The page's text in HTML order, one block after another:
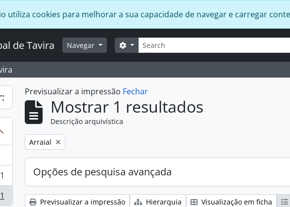
utiliza cookies para melhorar a sua capacidade de navegar e carregar
de Tavira Navegar Pesquisar
Opções de busca
1
1
Previsualizar a impressão Fechar
Mostrar 1 resultados
Descrição arquivística
Remover filtro:
Arraial
Opções de pesquisa avançada
Previsualizar a impressão Hierarquia Visualização em ficha